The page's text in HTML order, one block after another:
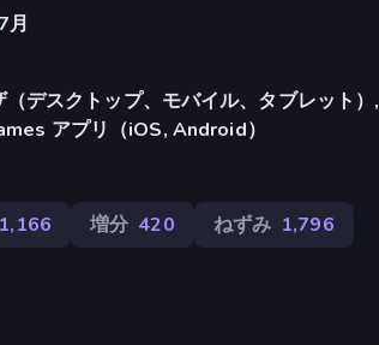
月
（デスクトップ、モバイル、タブレット）,
アプリ（iOS, Android）
1,166 増分 420 ねずみ 1,796